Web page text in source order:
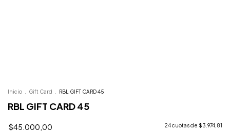
Inicio Gift Card RBL GIFT CARD 45
RBL GIFT CARD 45
$45.000,00 24cuotas de $3.974,81